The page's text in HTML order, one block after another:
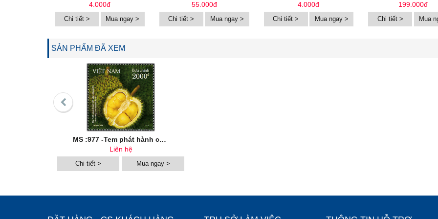
4.000đ
Chi tiết > Mua ngay >
55.000đ
Chi tiết > Mua ngay >
4.000đ
Chi tiết > Mua ngay >
199.000đ
Chi tiết > Mua
SẢN PHẨM ĐÃ XEM
MS :977 -Tem phát hành chung Việt Nam - Xin-ga-po
Liên hệ
Chi tiết > Mua ngay >